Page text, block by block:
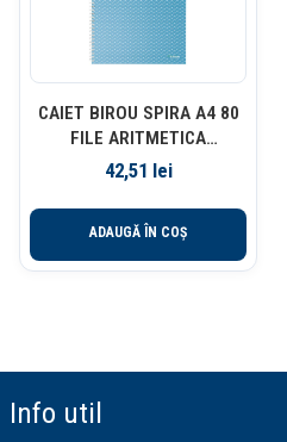
CAIET BIROU SPIRA A4 80
FILE ARITMETICA
ALBASTRU COPERTA
ESSELTE
42,51 lei
ADAUGĂ ÎN COȘ
Info util